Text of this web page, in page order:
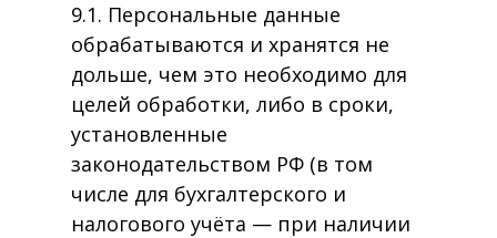
9.1. Персональные данные
обрабатываются и хранятся не
дольше, чем это необходимо для
целей обработки, либо в сроки,
установленные
законодательством РФ (в том
числе для бухгалтерского и
налогового учёта — при наличии